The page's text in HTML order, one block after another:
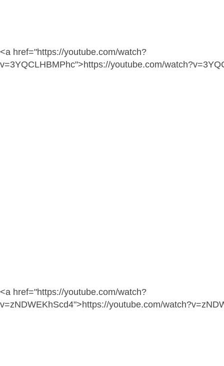
<a href="https://youtube.com/watch?
v=3YQCLHBMPhc">https://youtube.com/
<a href="https://youtube.com/watch?
v=zNDWEKhScd4">https://youtube.com/